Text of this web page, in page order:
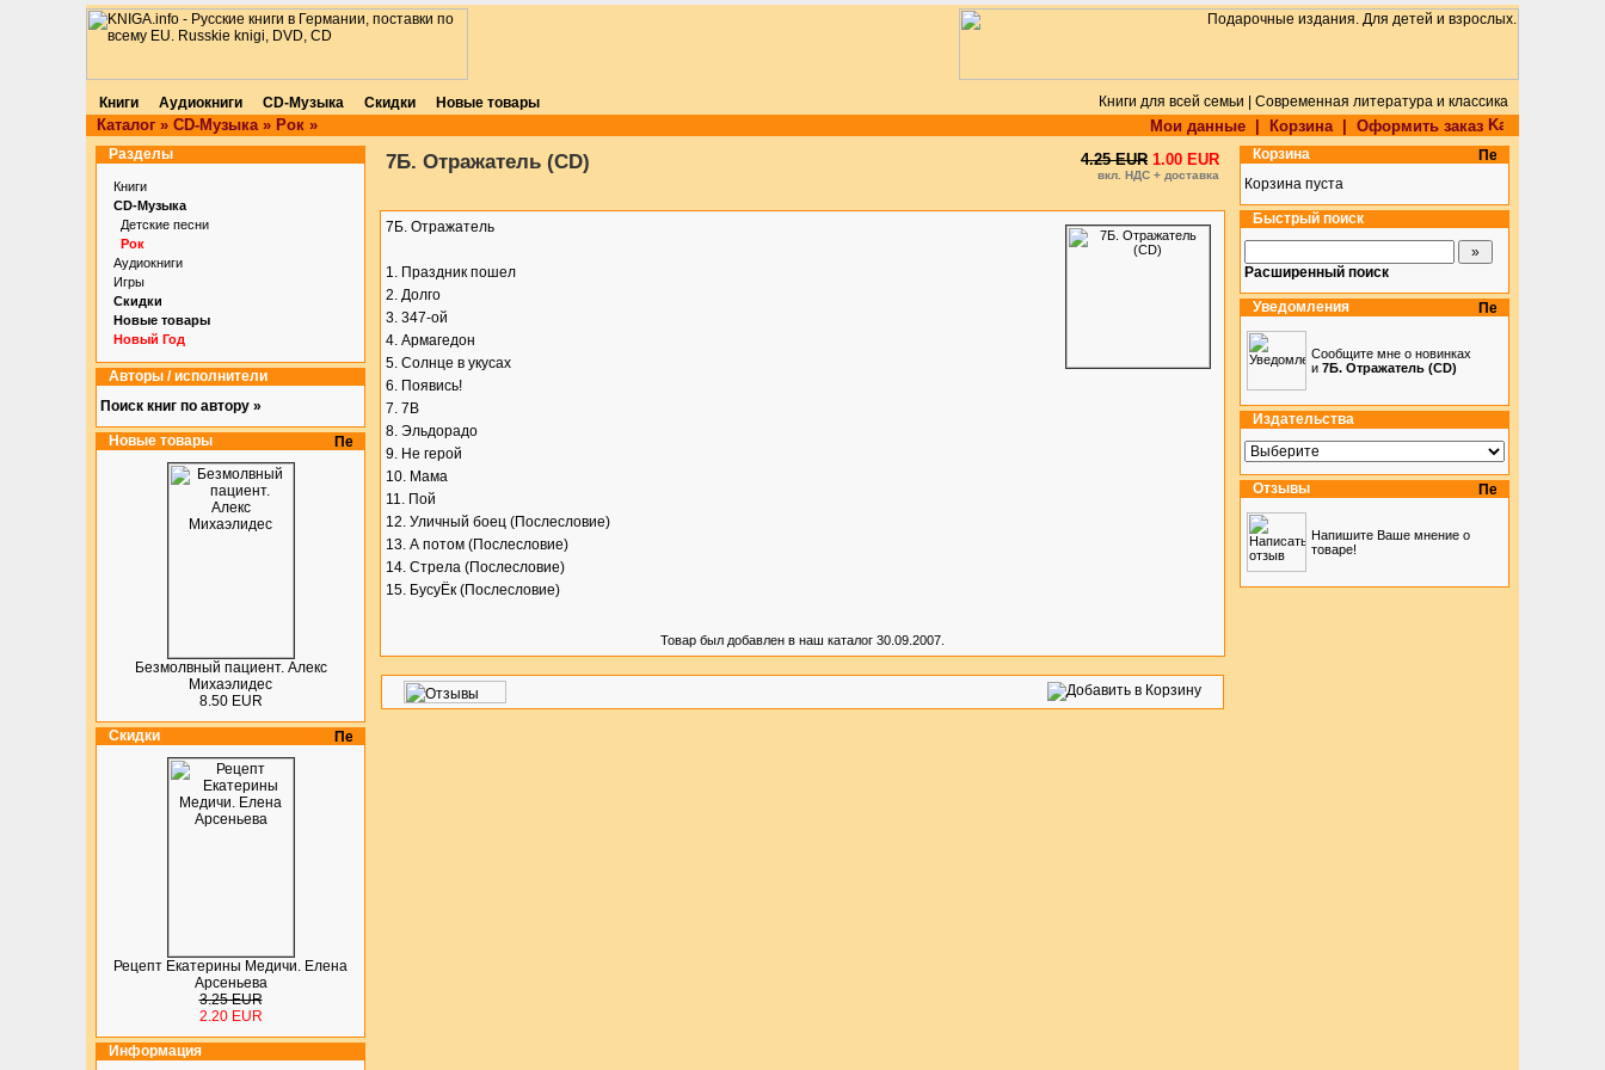
Книги Аудиокниги CD-Музыка Скидки Новые товары Книги для всей семьи | Современная литература и классика
Каталог » CD-Музыка» Рок » Мои данные Корзина| Оформить заказ
Разделы
Книги
CD-Музыка
Детские песни
Рок
Аудиокниги
Игры
Скидки
Новые товары
Новый Год
Авторы / исполнители
Поиск книг по автору »
Новые товары
Безмолвный пациент. Алекс
Михаэлидес
8.50 EUR
Скидки
Рецепт Екатерины Медичи. Елена
Арсеньева
3.25 EUR
2.20 EUR
Информация
7Б. Отражатель (CD) 4.25 EUR 1.00 EUR
вкл. НДС + доставка
7Б. Отражатель
1. Праздник пошел
2. Долго
3. 347-ой
4. Армагедон
5. Солнце в укусах
6. Появись!
7. 7В
8. Эльдорадо
9. Не герой
10. Мама
11. Пой
12. Уличный боец (Послесловие)
13. А потом (Послесловие)
14. Стрела (Послесловие)
15. БусуЁк (Послесловие)
Товар был добавлен в наш каталог 30.09.2007.
Корзина
Корзина пуста
Быстрый поиск
Расширенный поиск
Уведомления
Сообщите мне о новинках
и 7Б. Отражатель (CD)
Издательства
Отзывы
Напишите Ваше мнение о
товаре!